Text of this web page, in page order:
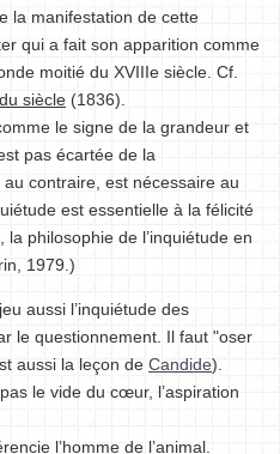
la manifestation de cette
qui a fait son apparition comme
moitié du XVIIIe siècle. Cf.
siècle (1836).
le signe de la grandeur et
pas écartée de la
contraire, est nécessaire au
est essentielle à la félicité
philosophie de l’inquiétude en
1979.)
aussi l’inquiétude des
le questionnement. Il faut "oser
aussi la leçon de Candide).
le vide du cœur, l’aspiration
l’homme de l’animal.